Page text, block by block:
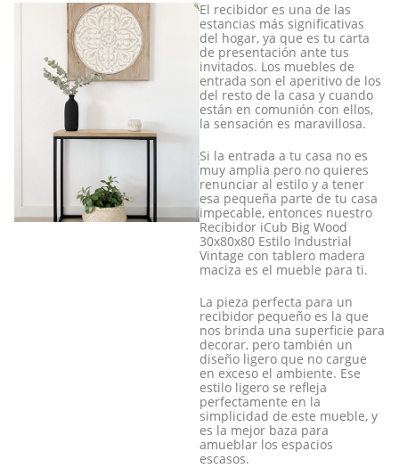
El recibidor es una de las
estancias más significativas
del hogar, ya que es tu carta
de presentación ante tus
invitados. Los muebles de
entrada son el aperitivo de los
del resto de la casa y cuando
están en comunión con ellos,
la sensación es maravillosa.
Si la entrada a tu casa no es
muy amplia pero no quieres
renunciar al estilo y a tener
esa pequeña parte de tu casa
impecable, entonces nuestro
Recibidor iCub Big Wood
30x80x80 Estilo Industrial
Vintage con tablero madera
maciza es el mueble para ti.
La pieza perfecta para un
recibidor pequeño es la que
nos brinda una superficie para
decorar, pero también un
diseño ligero que no cargue
en exceso el ambiente. Ese
estilo ligero se refleja
perfectamente en la
simplicidad de este mueble, y
es la mejor baza para
amueblar los espacios
escasos.